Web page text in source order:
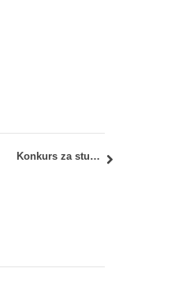
Konkurs za studente – obuka i mentorstvo na temu pisanja projekata ORCA